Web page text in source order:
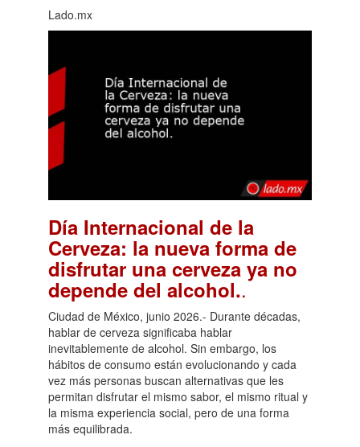
Lado.mx
Día Internacional de la
Cerveza: la nueva forma de
disfrutar una cerveza ya no
depende del alcohol..
Ciudad de México, junio 2026.- Durante décadas,
hablar de cerveza significaba hablar
inevitablemente de alcohol. Sin embargo, los
hábitos de consumo están evolucionando y cada
vez más personas buscan alternativas que les
permitan disfrutar el mismo sabor, el mismo ritual y
la misma experiencia social, pero de una forma
más equilibrada.